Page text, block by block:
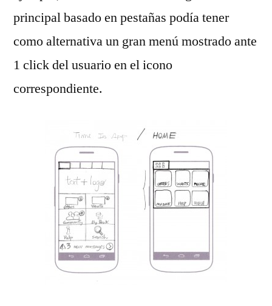
principal basado en pestañas podía tener
como alternativa un gran menú mostrado ante
1 click del usuario en el icono
correspondiente.